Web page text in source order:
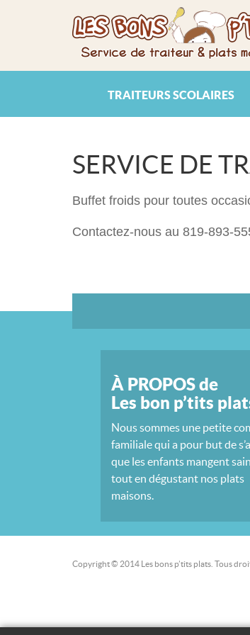
TRAITEURS SCOLAIRES
SERVICE DE
Buffet froids pour toutes
Contactez-nous au 819-893-
À PROPOS de
Les bon p’tits
Nous sommes une petite
familiale qui a pour but de
que les enfants mangent
tout en dégustant nos plats
maisons.
Copyright © 2014 Les bons p’tits plats. Tous